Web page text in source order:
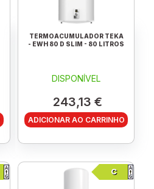
TERMOACUMULADOR TEKA
- EWH 80 D SLIM - 80 LITROS
DISPONÍVEL
243,13 €
ADICIONAR AO CARRINHO
C